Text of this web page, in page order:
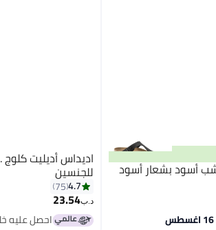
أسود بشعار أسود
اديداس أديليت
للجنسين
4.7
75
د.ب‏23.54
احصل عليه